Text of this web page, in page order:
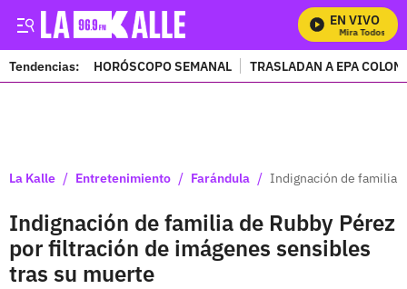
EN VIVO
Mira Todos
Tendencias: HORÓSCOPO SEMANAL TRASLADAN A EPA
La Kalle / Entretenimiento / Farándula / Indignación de familia
Indignación de familia de Rubby Pérez
por filtración de imágenes sensibles
tras su muerte